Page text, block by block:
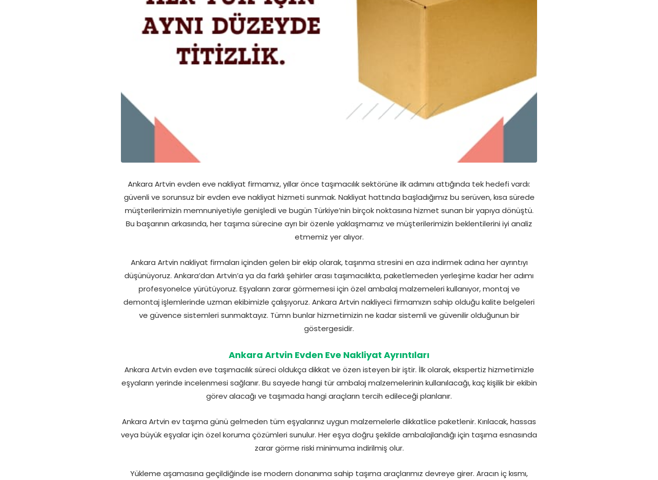
Ankara Artvin evden eve nakliyat firmamız, yıllar önce taşımacılık sektörüne ilk adımını attığında tek hedefi vardı:
güvenli ve sorunsuz bir evden eve nakliyat hizmeti sunmak. Nakliyat hattında başladığımız bu serüven, kısa sürede
müşterilerimizin memnuniyetiyle genişledi ve bugün Türkiye’nin birçok noktasına hizmet sunan bir yapıya dönüştü.
Bu başarının arkasında, her taşıma sürecine ayrı bir özenle yaklaşmamız ve müşterilerimizin beklentilerini iyi analiz
etmemiz yer alıyor.
Ankara Artvin nakliyat firmaları içinden gelen bir ekip olarak, taşınma stresini en aza indirmek adına her ayrıntıyı
düşünüyoruz. Ankara’dan Artvin’a ya da farklı şehirler arası taşımacılıkta, paketlemeden yerleşime kadar her adımı
profesyonelce yürütüyoruz. Eşyaların zarar görmemesi için özel ambalaj malzemeleri kullanıyor, montaj ve
demontaj işlemlerinde uzman ekibimizle çalışıyoruz. Ankara Artvin nakliyeci firmamızın sahip olduğu kalite belgeleri
ve güvence sistemleri sunmaktayız. Tümn bunlar hizmetimizin ne kadar sistemli ve güvenilir olduğunun bir
göstergesidir.
Ankara Artvin Evden Eve Nakliyat Ayrıntıları
Ankara Artvin evden eve taşımacılık süreci oldukça dikkat ve özen isteyen bir iştir. İlk olarak, ekspertiz hizmetimizle
eşyaların yerinde incelenmesi sağlanır. Bu sayede hangi tür ambalaj malzemelerinin kullanılacağı, kaç kişilik bir ekibin
görev alacağı ve taşımada hangi araçların tercih edileceği planlanır.
Ankara Artvin ev taşıma günü gelmeden tüm eşyalarınız uygun malzemelerle dikkatlice paketlenir. Kırılacak, hassas
veya büyük eşyalar için özel koruma çözümleri sunulur. Her eşya doğru şekilde ambalajlandığı için taşıma esnasında
zarar görme riski minimuma indirilmiş olur.
Yükleme aşamasına geçildiğinde ise modern donanıma sahip taşıma araçlarımız devreye girer. Aracın iç kısmı,